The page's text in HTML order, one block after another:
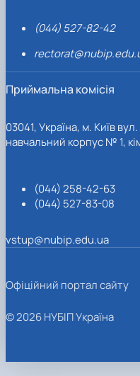
(044) 527-82-42
Приймальна комісія
03041, Україна, м. Київ
навчальний корпус № 1,
(044) 258-42-63
(044) 527-83-08
vstup@nubip.edu.ua
Офіційний портал сайту
© 2026 НУБІП Україна